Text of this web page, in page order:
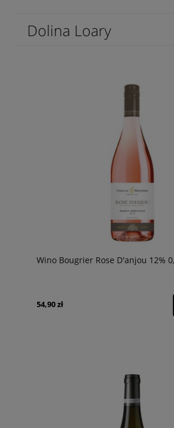
Dolina Loary
Wino Bougrier Rose D'anjou 12%
54,90 zł